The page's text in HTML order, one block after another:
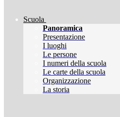
Scuola
Panoramica
Presentazione
I luoghi
Le persone
I numeri della scuola
Le carte della scuola
Organizzazione
La storia